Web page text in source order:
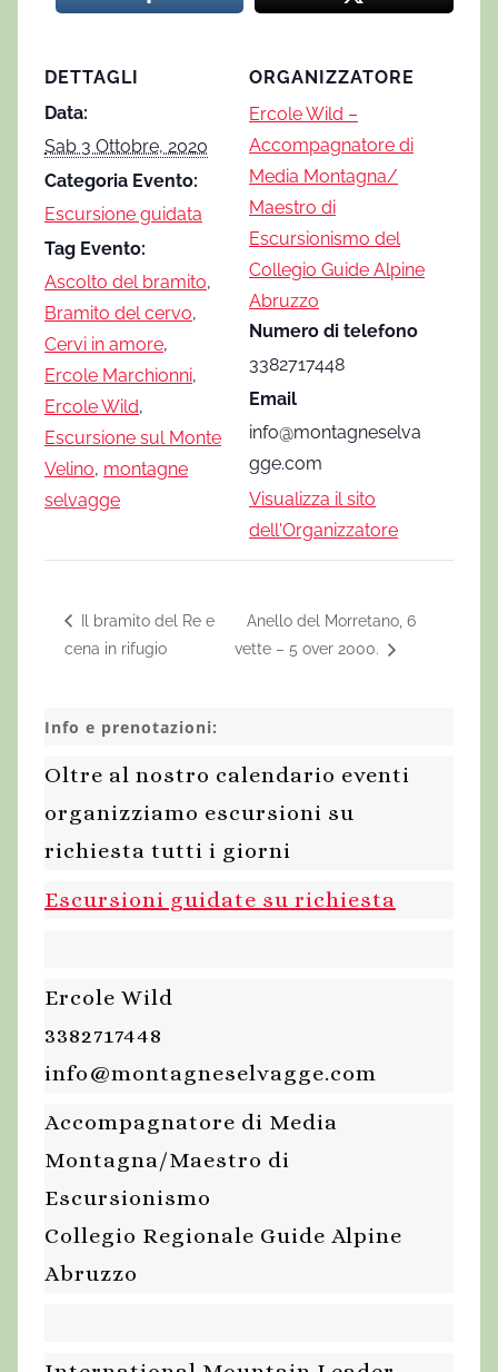
DETTAGLI
Data:
Sab 3 Ottobre, 2020
Categoria Evento:
Escursione guidata
Tag Evento:
Ascolto del bramito,
Bramito del cervo,
Cervi in amore,
Ercole Marchionni,
Ercole Wild,
Escursione sul Monte
Velino, montagne
selvagge
ORGANIZZATORE
Ercole Wild –
Accompagnatore di
Media Montagna/
Maestro di
Escursionismo del
Collegio Guide Alpine
Abruzzo
Numero di telefono
3382717448
Email
info@montagneselva
gge.com
Visualizza il sito
dell'Organizzatore
Il bramito del Re e
cena in rifugio
Anello del Morretano, 6
vette – 5 over 2000.
Info e prenotazioni:
Oltre al nostro calendario eventi
organizziamo escursioni su
richiesta tutti i giorni
Escursioni guidate su richiesta
Ercole Wild
3382717448
info@montagneselvagge.com
Accompagnatore di Media
Montagna/Maestro di
Escursionismo
Collegio Regionale Guide Alpine
Abruzzo